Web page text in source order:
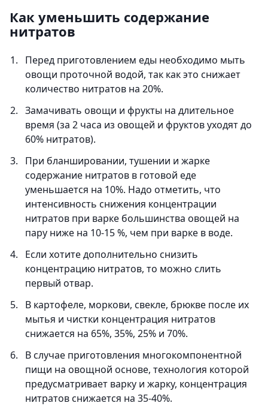
Как уменьшить содержание
нитратов
Перед приготовлением еды необходимо мыть
овощи проточной водой, так как это снижает
количество нитратов на 20%.
Замачивать овощи и фрукты на длительное
время (за 2 часа из овощей и фруктов уходят до
60% нитратов).
При бланшировании, тушении и жарке
содержание нитратов в готовой еде
уменьшается на 10%. Надо отметить, что
интенсивность снижения концентрации
нитратов при варке большинства овощей на
пару ниже на 10-15 %, чем при варке в воде.
Если хотите дополнительно снизить
концентрацию нитратов, то можно слить
первый отвар.
В картофеле, моркови, свекле, брюкве после их
мытья и чистки концентрация нитратов
снижается на 65%, 35%, 25% и 70%.
В случае приготовления многокомпонентной
пищи на овощной основе, технология которой
предусматривает варку и жарку, концентрация
нитратов снижается на 35-40%.